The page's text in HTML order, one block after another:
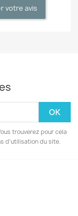
votre avis
trouverez pour cela
d'utilisation du site.